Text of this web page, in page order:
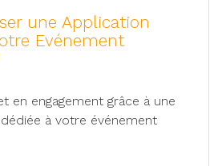
une Application
Evénement
en engagement grâce à une
à votre événement